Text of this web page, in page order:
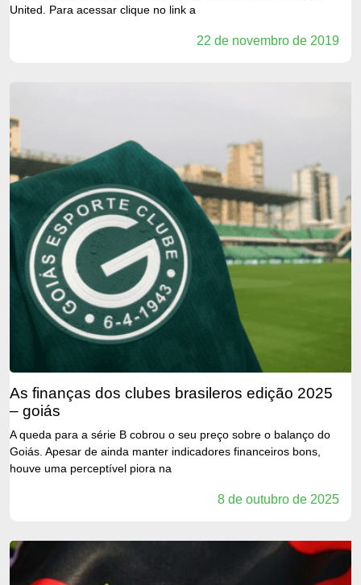
United. Para acessar clique no link a
22 de novembro de 2019
as finanças dos clubes brasileros edição 2025
– goiás
A queda para a série B cobrou o seu preço sobre o balanço do
Goiás. Apesar de ainda manter indicadores financeiros bons,
houve uma perceptível piora na
8 de outubro de 2025